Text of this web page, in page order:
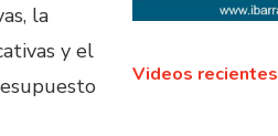
la
y el
Videos recientes